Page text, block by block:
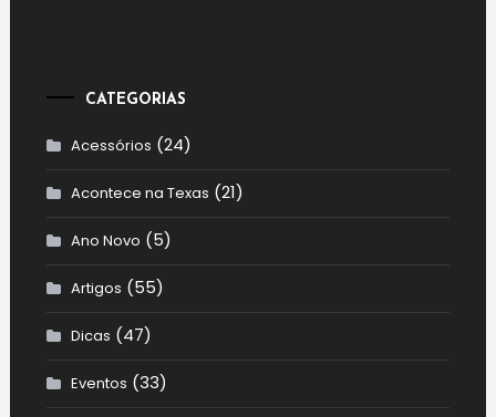
CATEGORIAS
Acessórios (24)
Acontece na Texas (21)
Ano Novo (5)
Artigos (55)
Dicas (47)
Eventos (33)